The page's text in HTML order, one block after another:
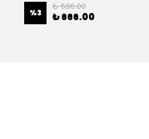
%3
₺ 686.00
₺ 666.00